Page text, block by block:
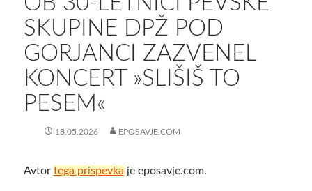
SKUPINE DPŽ POD
GORJANCI ZAZVENEL
KONCERT »SLIŠIŠ TO
PESEM«
18.05.2026 EPOSAVJE.COM
Avtor tega prispevka je eposavje.com.